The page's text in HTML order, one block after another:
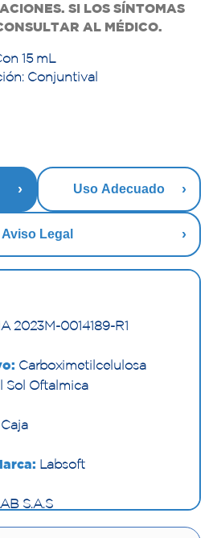
SI LOS SÍNTOMAS
AL MÉDICO.
15 mL
Conjuntival
Uso Adecuado
Aviso Legal
2023M-0014189-R1
Carboximetilcelulosa
Sol Oftalmica
Caja
Labsoft
S.A.S